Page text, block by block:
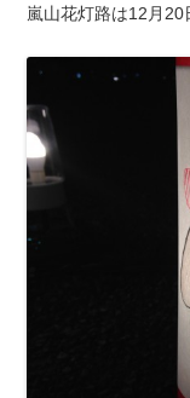
嵐山花灯路は12月20